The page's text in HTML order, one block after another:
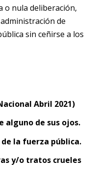
o nula deliberación,
de
sin ceñirse a los
Abril 2021)
alguno de sus ojos.
la fuerza pública.
y/o tratos crueles